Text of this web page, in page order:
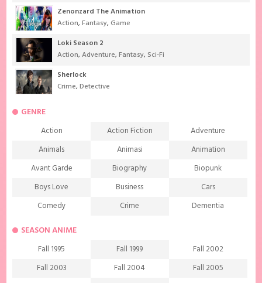
Zenonzard The Animation
Action,Fantasy, Game
Loki Season 2
Action,Adventure,Fantasy, Sci-Fi
Sherlock
Crime,Detective
GENRE
Action Action Fiction
Adventure
Animals
Animasi
Animation
Avant Garde
Biography
Biopunk
Boys Love
Business
Cars
Comedy
Crime
Dementia
Demons
Drama
Ecchi
Extreme sports
Family
Fantasy
Food
SEASON ANIME
Fall 1995 Fall 1999
Fall 2002
Fall 2003
Fall 2004
Fall 2005